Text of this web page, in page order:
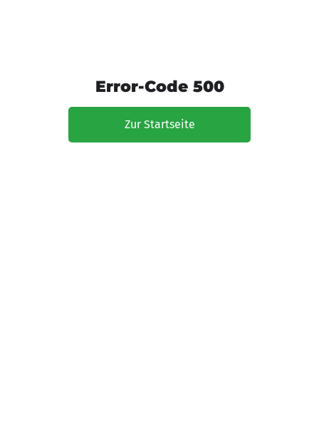
Error-Code 500
Zur Startseite